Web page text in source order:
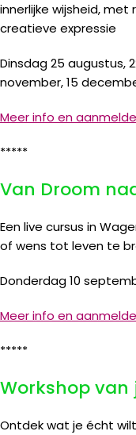
innerlijke wijsheid,
creatieve expressie
Dinsdag 25 augustus,
november,15
Meer info en
*****
Van Droom
Een live cursus in
of wens tot leven te
Donderdag 10
Meer info en
*****
Workshop van
Ontdek wat je écht